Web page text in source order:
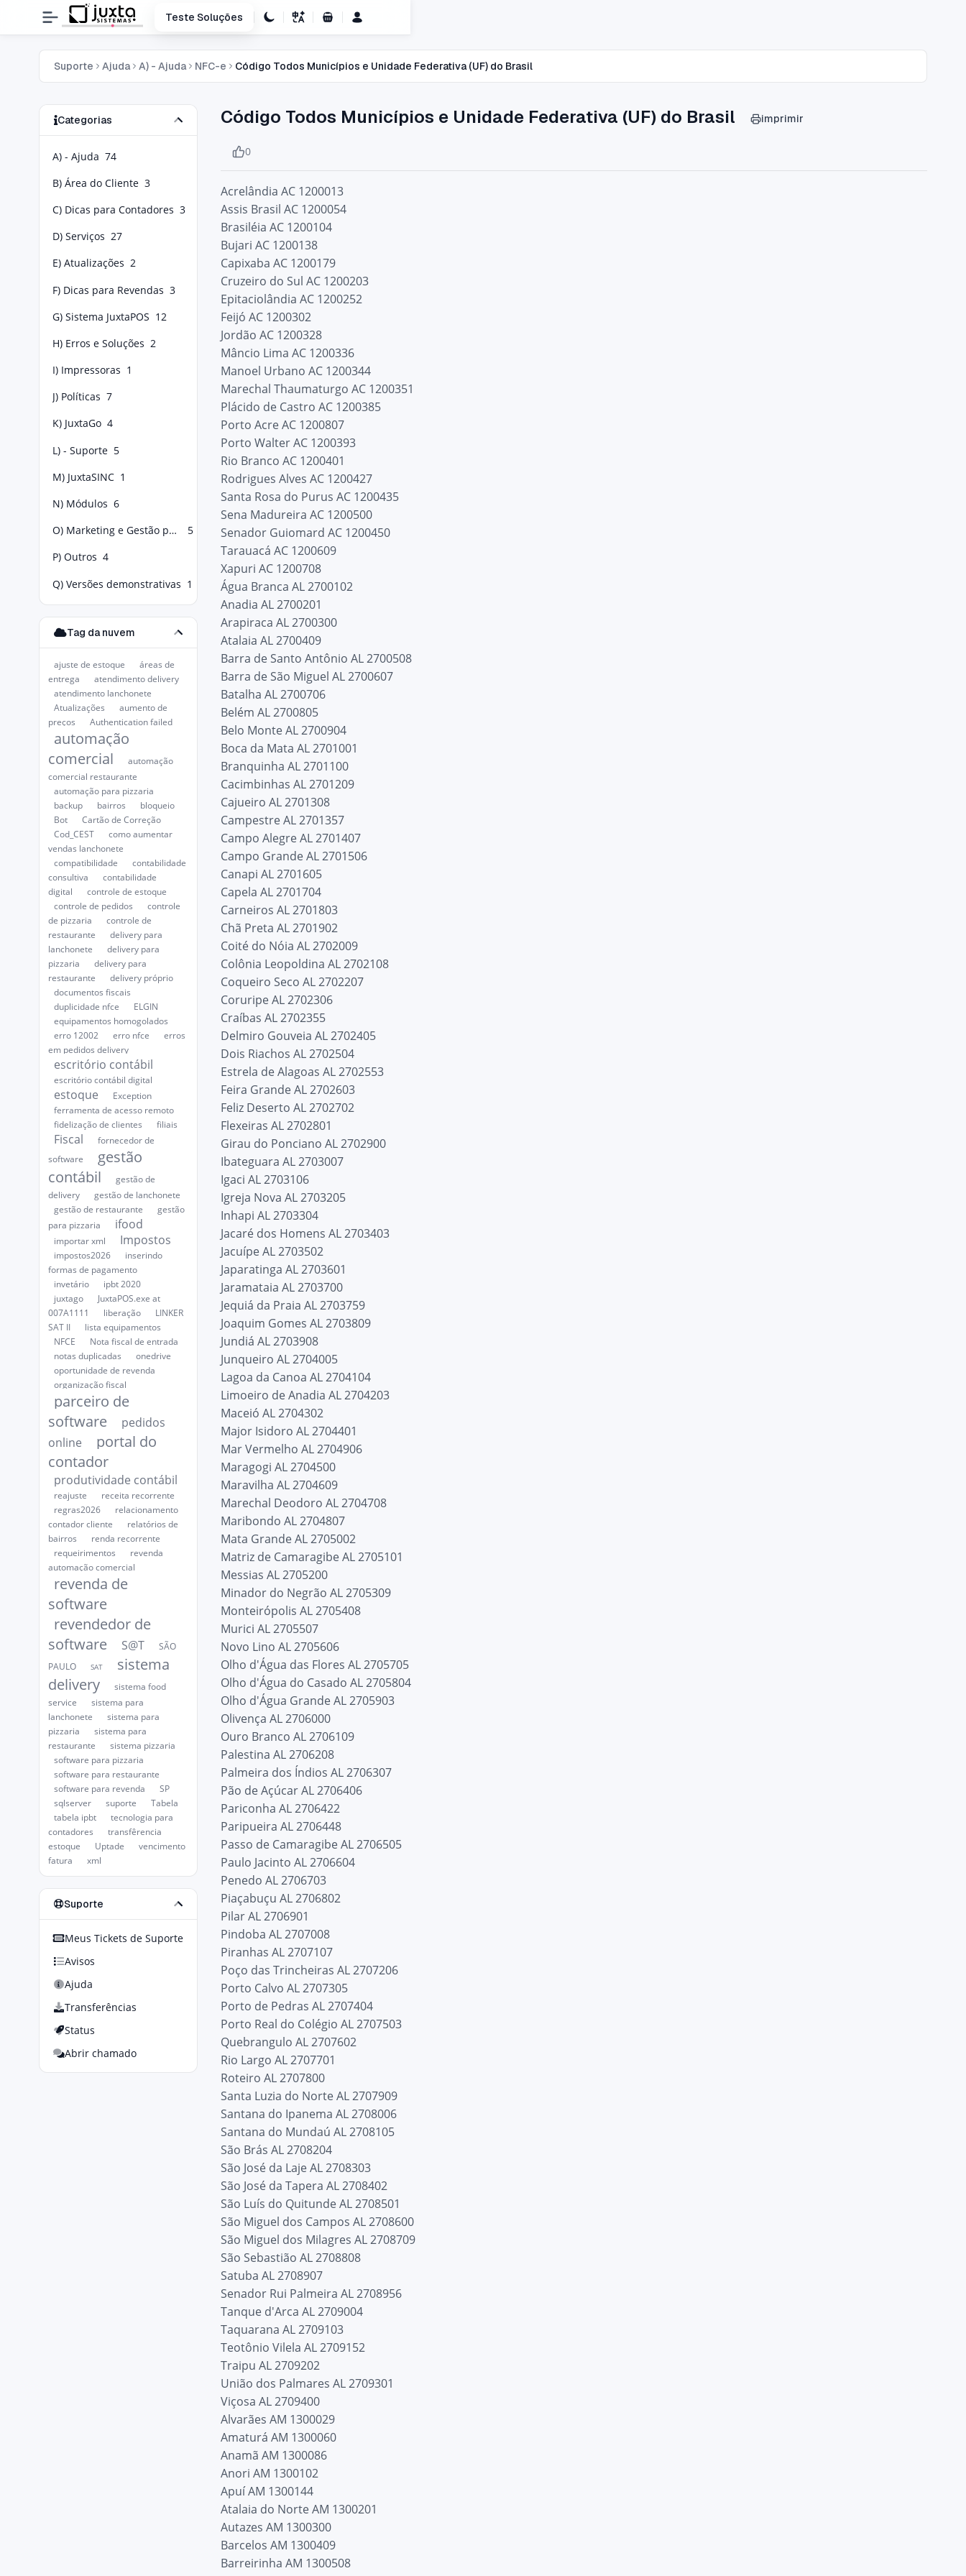
Teste Soluções
Carrinho de Compras
Suporte Ajuda A) - Ajuda NFC-e Código Todos Municípios e Unidade Federativa (UF) do Brasil
Categorias
A) - Ajuda 74
B) Área do Cliente 3
C) Dicas para Contadores 3
D) Serviços 27
E) Atualizações 2
F) Dicas para Revendas 3
G) Sistema JuxtaPOS 12
H) Erros e Soluções 2
I) Impressoras 1
J) Políticas 7
K) JuxtaGo 4
L) - Suporte 5
M) JuxtaSINC 1
N) Módulos 6
O) Marketing e Gestão para Food Service
5
P) Outros 4
Q) Versões demonstrativas 1
Tag da nuvem
ajuste de estoque
áreas de
entrega
atendimento delivery
atendimento lanchonete
Atualizações
aumento de
preços
Authentication failed
automação
comercial
automação
comercial restaurante
automação para pizzaria
backup
bairros
bloqueio
Bot
Cartão de Correção
Cod_CEST
como aumentar
vendas lanchonete
compatibilidade
contabilidade
consultiva
contabilidade
digital
controle de estoque
controle de pedidos
controle
de pizzaria
controle de
restaurante
delivery para
lanchonete
delivery para
pizzaria
delivery para
restaurante
delivery próprio
documentos fiscais
duplicidade nfce
ELGIN
equipamentos homogolados
erro 12002
erro nfce
erros
em pedidos delivery
escritório contábil
escritório contábil digital
estoque
Exception
ferramenta de acesso remoto
fidelização de clientes
filiais
Fiscal
fornecedor de
software
gestão
contábil
gestão de
delivery
gestão de lanchonete
gestão de restaurante
gestão
para pizzaria
ifood
importar xml Impostos
impostos2026
inserindo
formas de pagamento
invetário
ipbt 2020
juxtago
JuxtaPOS.exe at
007A1111
liberação
LINKER
SAT II
lista equipamentos
NFCE
Nota fiscal de entrada
notas duplicadas
onedrive
oportunidade de revenda
organização fiscal
parceiro de
software
pedidos
online
portal do
contador
produtividade contábil
reajuste
receita recorrente
regras2026
relacionamento
contador cliente
relatórios de
bairros
renda recorrente
requeirimentos
revenda
automação comercial
revenda de
software
revendedor de
software
S@T
SÃO
PAULO
SAT
sistema
delivery
sistema food
service
sistema para
lanchonete
sistema para
pizzaria
sistema para
restaurante
sistema pizzaria
software para pizzaria
software para restaurante
software para revenda
SP
sqlserver
suporte
Tabela
tabela ipbt
tecnologia para
contadores
transfêrencia
estoque
Uptade
vencimento
fatura
xml
Suporte
Meus Tickets de Suporte
Avisos
Ajuda
Transferências
Status
Abrir chamado
Código Todos Municípios e Unidade Federativa (UF) do Brasil imprimir
0
Acrelândia AC 1200013
Assis Brasil AC 1200054
Brasiléia AC 1200104
Bujari AC 1200138
Capixaba AC 1200179
Cruzeiro do Sul AC 1200203
Epitaciolândia AC 1200252
Feijó AC 1200302
Jordão AC 1200328
Mâncio Lima AC 1200336
Manoel Urbano AC 1200344
Marechal Thaumaturgo AC 1200351
Plácido de Castro AC 1200385
Porto Acre AC 1200807
Porto Walter AC 1200393
Rio Branco AC 1200401
Rodrigues Alves AC 1200427
Santa Rosa do Purus AC 1200435
Sena Madureira AC 1200500
Senador Guiomard AC 1200450
Tarauacá AC 1200609
Xapuri AC 1200708
Água Branca AL 2700102
Anadia AL 2700201
Arapiraca AL 2700300
Atalaia AL 2700409
Barra de Santo Antônio AL 2700508
Barra de São Miguel AL 2700607
Batalha AL 2700706
Belém AL 2700805
Belo Monte AL 2700904
Boca da Mata AL 2701001
Branquinha AL 2701100
Cacimbinhas AL 2701209
Cajueiro AL 2701308
Campestre AL 2701357
Campo Alegre AL 2701407
Campo Grande AL 2701506
Canapi AL 2701605
Capela AL 2701704
Carneiros AL 2701803
Chã Preta AL 2701902
Coité do Nóia AL 2702009
Colônia Leopoldina AL 2702108
Coqueiro Seco AL 2702207
Coruripe AL 2702306
Craíbas AL 2702355
Delmiro Gouveia AL 2702405
Dois Riachos AL 2702504
Estrela de Alagoas AL 2702553
Feira Grande AL 2702603
Feliz Deserto AL 2702702
Flexeiras AL 2702801
Girau do Ponciano AL 2702900
Ibateguara AL 2703007
Igaci AL 2703106
Igreja Nova AL 2703205
Inhapi AL 2703304
Jacaré dos Homens AL 2703403
Jacuípe AL 2703502
Japaratinga AL 2703601
Jaramataia AL 2703700
Jequiá da Praia AL 2703759
Joaquim Gomes AL 2703809
Jundiá AL 2703908
Junqueiro AL 2704005
Lagoa da Canoa AL 2704104
Limoeiro de Anadia AL 2704203
Maceió AL 2704302
Major Isidoro AL 2704401
Mar Vermelho AL 2704906
Maragogi AL 2704500
Maravilha AL 2704609
Marechal Deodoro AL 2704708
Maribondo AL 2704807
Mata Grande AL 2705002
Matriz de Camaragibe AL 2705101
Messias AL 2705200
Minador do Negrão AL 2705309
Monteirópolis AL 2705408
Murici AL 2705507
Novo Lino AL 2705606
Olho d'Água das Flores AL 2705705
Olho d'Água do Casado AL 2705804
Olho d'Água Grande AL 2705903
Olivença AL 2706000
Ouro Branco AL 2706109
Palestina AL 2706208
Palmeira dos Índios AL 2706307
Pão de Açúcar AL 2706406
Pariconha AL 2706422
Paripueira AL 2706448
Passo de Camaragibe AL 2706505
Paulo Jacinto AL 2706604
Penedo AL 2706703
Piaçabuçu AL 2706802
Pilar AL 2706901
Pindoba AL 2707008
Piranhas AL 2707107
Poço das Trincheiras AL 2707206
Porto Calvo AL 2707305
Porto de Pedras AL 2707404
Porto Real do Colégio AL 2707503
Quebrangulo AL 2707602
Rio Largo AL 2707701
Roteiro AL 2707800
Santa Luzia do Norte AL 2707909
Santana do Ipanema AL 2708006
Santana do Mundaú AL 2708105
São Brás AL 2708204
São José da Laje AL 2708303
São José da Tapera AL 2708402
São Luís do Quitunde AL 2708501
São Miguel dos Campos AL 2708600
São Miguel dos Milagres AL 2708709
São Sebastião AL 2708808
Satuba AL 2708907
Senador Rui Palmeira AL 2708956
Tanque d'Arca AL 2709004
Taquarana AL 2709103
Teotônio Vilela AL 2709152
Traipu AL 2709202
União dos Palmares AL 2709301
Viçosa AL 2709400
Alvarães AM 1300029
Amaturá AM 1300060
Anamã AM 1300086
Anori AM 1300102
Apuí AM 1300144
Atalaia do Norte AM 1300201
Autazes AM 1300300
Barcelos AM 1300409
Barreirinha AM 1300508